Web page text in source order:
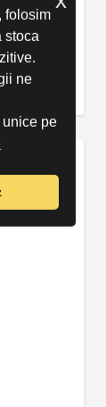
folosim
stoca
ne
pe